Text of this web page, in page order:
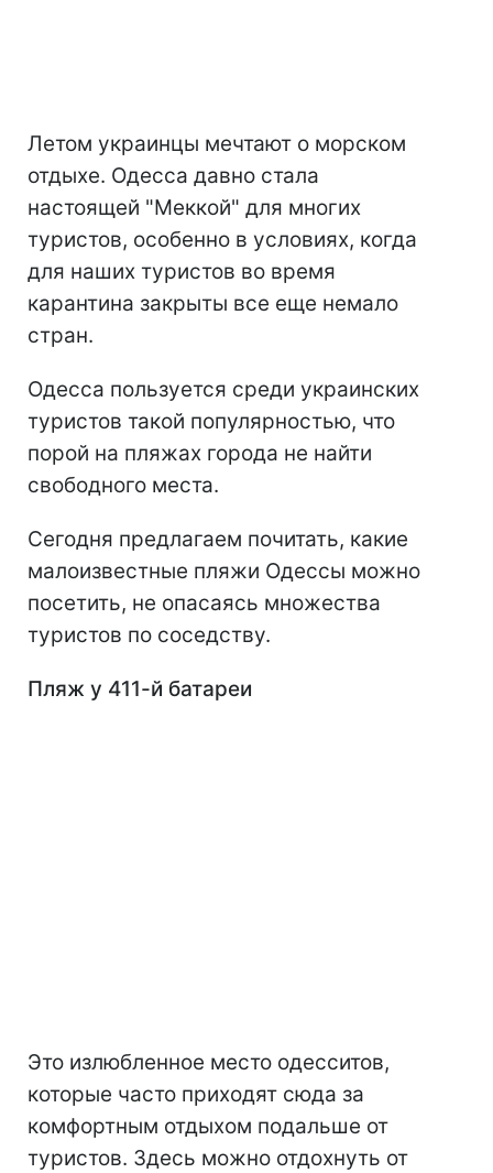
Летом украинцы мечтают о морском
отдыхе. Одесса давно стала
настоящей "Меккой" для многих
туристов, особенно в условиях, когда
для наших туристов во время
карантина закрыты все еще немало
стран.
Одесса пользуется среди украинских
туристов такой популярностью, что
порой на пляжах города не найти
свободного места.
Сегодня предлагаем почитать, какие
малоизвестные пляжи Одессы можно
посетить, не опасаясь множества
туристов по соседству.
Пляж у 411-й батареи
Это излюбленное место одесситов,
которые часто приходят сюда за
комфортным отдыхом подальше от
туристов. Здесь можно отдохнуть от